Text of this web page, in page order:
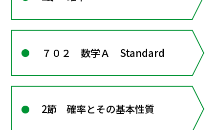
７０２ 数学Ａ Standard
2節 確率とその基本性質